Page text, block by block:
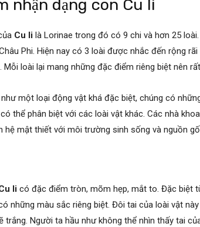
nhận dạng con Cu li
Cu li là Lorinae trong đó có 9 chi và hơn 25
Phi. Hiện nay có 3 loài được nhắc đến rộng
Mỗi loài lại mang những đặc điểm riêng biệt nên
một loại động vật khá đặc biệt, chúng có
thể phân biệt với các loài vật khác. Các nhà
hệ mật thiết với môi trường sinh sống và nguồn
li có đặc điểm tròn, mõm hẹp, mắt to. Đặc biệt
những màu sắc riêng biệt. Đôi tai của loài vật
trắng. Người ta hầu như không thể nhìn thấy tai